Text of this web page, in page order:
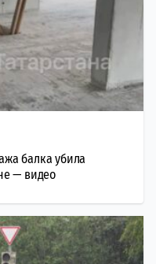
балка убила
— видео